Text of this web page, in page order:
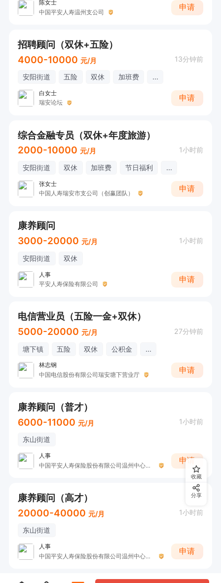
陈女士
中国平安人寿温州支公司
申请
招聘顾问（双休+五险）
4000-10000 元/月 13分钟前
安阳街道 五险 双休 加班费 ...
白女士
瑞安论坛
申请
综合金融专员（双休+年度旅游）
2000-10000 元/月 1小时前
安阳街道 双休 加班费 节日福利 ...
张女士
中国人寿瑞安市支公司（创赢团队）
申请
康养顾问
3000-20000 元/月 1小时前
安阳街道 双休
人事
平安人寿保险有限公司
申请
电信营业员（五险一金+双休）
5000-20000 元/月 27分钟前
塘下镇 五险 双休 公积金 ...
林志钢
中国电信股份有限公司瑞安塘下营业厅
申请
康养顾问（普才）
6000-11000 元/月 1小时前
东山街道
人事
中国平安人寿保险股份有限公司温州中心支公司
申请
康养顾问（高才）
20000-40000 元/月 1小时前
东山街道
人事
中国平安人寿保险股份有限公司温州中心支公司
申请
收藏
分享